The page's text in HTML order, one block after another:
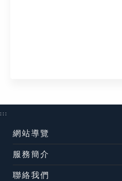
:::
網站導覽
服務簡介
聯絡我們